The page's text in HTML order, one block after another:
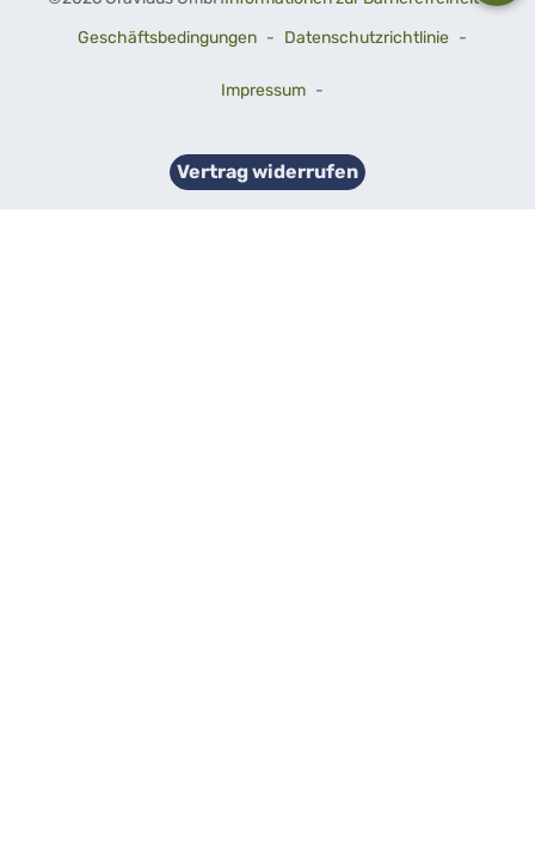
Geschäftsbedingungen - Datenschutzrichtlinie -
Impressum -
Vertrag widerrufen